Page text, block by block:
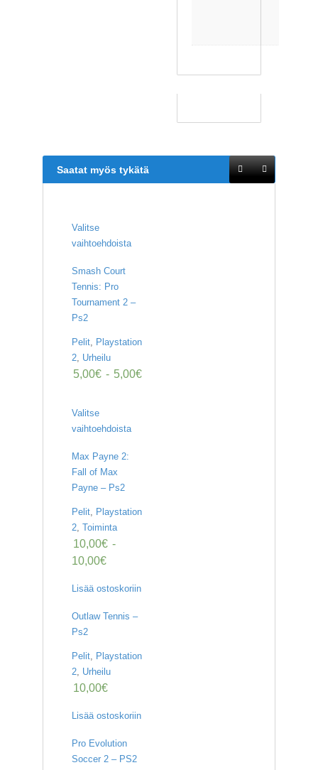
Saatat myös tykätä
Valitse
vaihtoehdoista
Smash Court
Tennis: Pro
Tournament 2 –
Ps2
Pelit, Playstation
2, Urheilu
5,00€ - 5,00€
Valitse
vaihtoehdoista
Max Payne 2:
Fall of Max
Payne – Ps2
Pelit, Playstation
2, Toiminta
10,00€ -
10,00€
Lisää ostoskoriin
Outlaw Tennis –
Ps2
Pelit, Playstation
2, Urheilu
10,00€
Lisää ostoskoriin
Pro Evolution
Soccer 2 – PS2